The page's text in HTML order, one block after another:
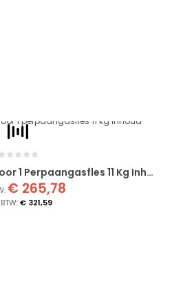
Gasflessenroller 51161 Voor 1 Perpaangasfles 11 Kg Inhoud
€ 321,59
€ 265,78